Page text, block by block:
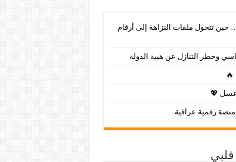
حين تتحول ملفات النزاهة إلى أرقام
وخطر التنازل عن هيبة الدولة
🔥
عسل 💖
رقمية عراقية